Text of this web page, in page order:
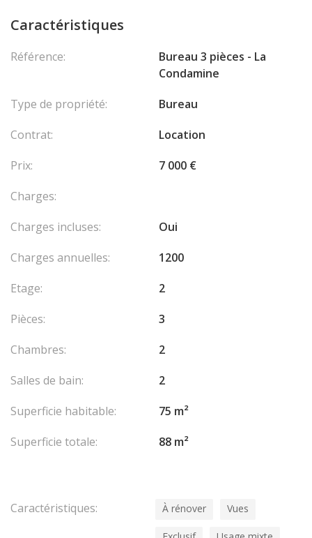
Caractéristiques
Référence:
Bureau 3 pièces - La
Condamine
Type de propriété:
Bureau
Contrat:
Location
Prix:
7 000 €
Charges:
Charges incluses:
Oui
Charges annuelles:
1200
Etage:
2
Pièces:
3
Chambres:
2
Salles de bain:
2
Superficie habitable:
75 m²
Superficie totale:
88 m²
Caractéristiques: À rénover Vues